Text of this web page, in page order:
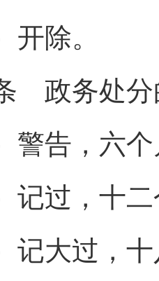
除。
务处分
告，六个
过，十二
大过，十